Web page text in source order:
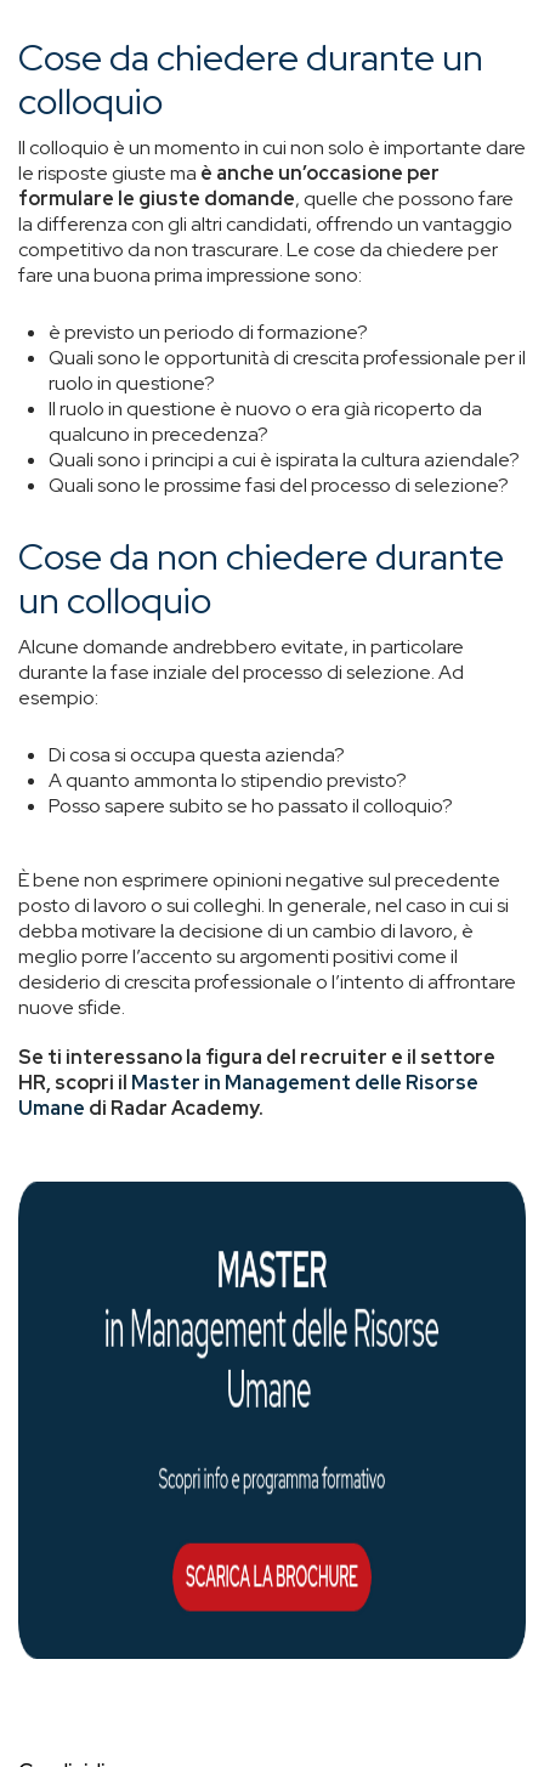
Cose da chiedere durante un
colloquio
Il colloquio è un momento in cui non solo è importante dare
le risposte giuste ma è anche un’occasione per
formulare le giuste domande, quelle che possono fare
la differenza con gli altri candidati, offrendo un vantaggio
competitivo da non trascurare. Le cose da chiedere per
fare una buona prima impressione sono:
è previsto un periodo di formazione?
Quali sono le opportunità di crescita professionale per il
ruolo in questione?
Il ruolo in questione è nuovo o era già ricoperto da
qualcuno in precedenza?
Quali sono i principi a cui è ispirata la cultura aziendale?
Quali sono le prossime fasi del processo di selezione?
Cose da non chiedere durante
un colloquio
Alcune domande andrebbero evitate, in particolare
durante la fase inziale del processo di selezione. Ad
esempio:
Di cosa si occupa questa azienda?
A quanto ammonta lo stipendio previsto?
Posso sapere subito se ho passato il colloquio?
È bene non esprimere opinioni negative sul precedente
posto di lavoro o sui colleghi. In generale, nel caso in cui si
debba motivare la decisione di un cambio di lavoro, è
meglio porre l’accento su argomenti positivi come il
desiderio di crescita professionale o l’intento di affrontare
nuove sfide.
Se ti interessano la figura del recruiter e il settore
HR, scopri il Master in Management delle Risorse
Umane di Radar Academy.